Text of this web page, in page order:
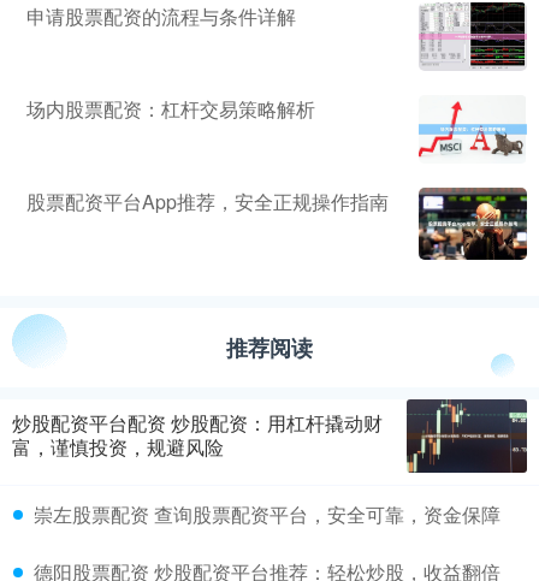
申请股票配资的流程与条件详解
场内股票配资：杠杆交易策略解析
股票配资平台App推荐，安全正规操作指南
推荐阅读
炒股配资平台配资 炒股配资：用杠杆撬动财
富，谨慎投资，规避风险
崇左股票配资 查询股票配资平台，安全可靠，资金保障
德阳股票配资 炒股配资平台推荐：轻松炒股，收益翻倍